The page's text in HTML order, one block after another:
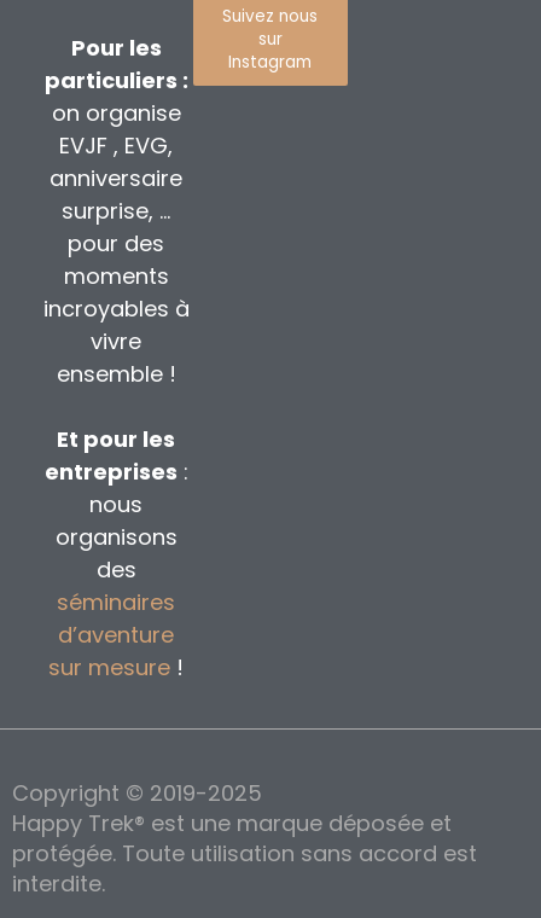
Pour les
particuliers :
on organise
EVJF , EVG,
anniversaire
surprise, …
pour des
moments
incroyables à
vivre
ensemble !
Et pour les
entreprises :
nous
organisons
des
séminaires
d’aventure
sur mesure !
Suivez nous
sur
Instagram
Copyright © 2019-2025
Happy Trek® est une marque déposée et
protégée. Toute utilisation sans accord est
interdite.